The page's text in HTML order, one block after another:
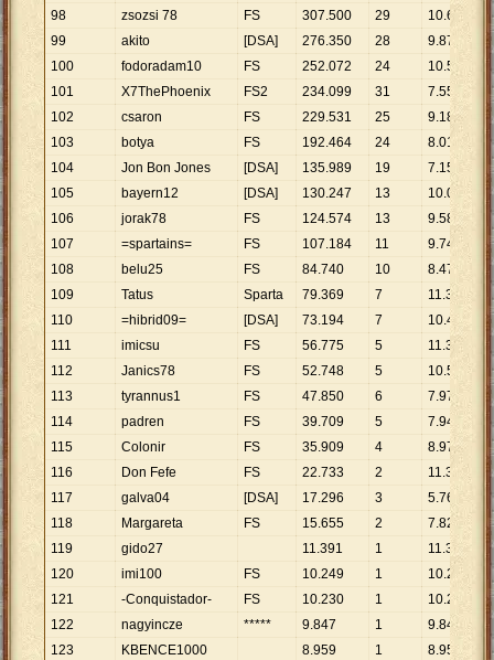
98 zsozsi 78 FS 307.500 29 10.603
99
akito [DSA] 276.350 28 9.870
100
fodoradam10 FS 252.072 24 10.503
101
X7ThePhoenix FS2 234.099 31 7.552
102
csaron FS 229.531 25 9.181
103
botya FS 192.464 24 8.019
104
Jon Bon Jones [DSA] 135.989 19 7.157
105
bayern12 [DSA] 130.247 13 10.019
106
jorak78 FS 124.574 13 9.583
107
=spartains= FS 107.184 11 9.744
108
belu25 FS 84.740 10 8.474
109
Tatus Sparta 79.369 7 11.338
110
=hibrid09= [DSA] 73.194 7 10.456
111
imicsu FS 56.775 5 11.355
112
Janics78 FS 52.748 5 10.550
113
tyrannus1 FS 47.850 6 7.975
114
padren FS 39.709 5 7.942
115
Colonir FS 35.909 4 8.977
116
Don Fefe FS 22.733 2 11.367
117
galva04 [DSA] 17.296 3 5.765
118
Margareta FS 15.655 2 7.828
119
gido27 11.391 1 11.391
120
imi100 FS 10.249 1 10.249
121
-Conquistador- FS 10.230 1 10.230
122
nagyincze ***** 9.847 1 9.847
123
KBENCE1000 8.959 1 8.959